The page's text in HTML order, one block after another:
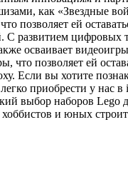
как «Звездные
позволяет ей
С развитием цифровых
осваивает
что позволяет ей
Если вы хотите
приобрести у нас в
выбор наборов Lego
и юных